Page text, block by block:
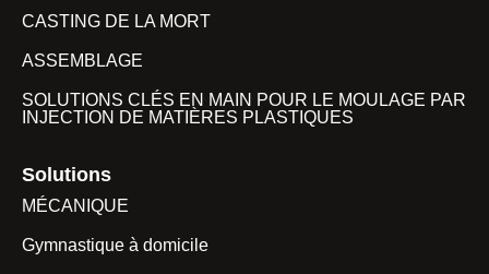
CASTING DE LA MORT
ASSEMBLAGE
SOLUTIONS CLÉS EN MAIN POUR LE MOULAGE PAR
INJECTION DE MATIÈRES PLASTIQUES
Solutions
MÉCANIQUE
Gymnastique à domicile